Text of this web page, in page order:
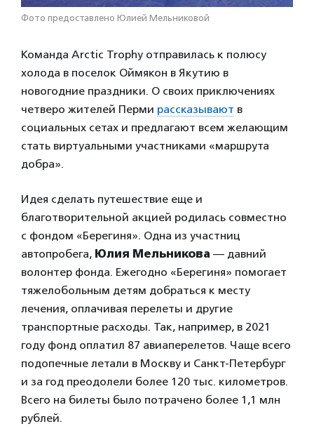
Фото предоставлено Юлией Мельниковой
Команда Arctic Trophy отправилась к полюсу
холода в поселок Оймякон в Якутию в
новогодние праздники. О своих приключениях
четверо жителей Перми рассказывают в
социальных сетах и предлагают всем желающим
стать виртуальными участниками «маршрута
добра».
Идея сделать путешествие еще и
благотворительной акцией родилась совместно
с фондом «Берегиня». Одна из участниц
автопробега, Юлия Мельникова — давний
волонтер фонда. Ежегодно «Берегиня» помогает
тяжелобольным детям добраться к месту
лечения, оплачивая перелеты и другие
транспортные расходы. Так, например, в 2021
году фонд оплатил 87 авиаперелетов. Чаще всего
подопечные летали в Москву и Санкт-Петербург
и за год преодолели более 120 тыс. километров.
Всего на билеты было потрачено более 1,1 млн
рублей.